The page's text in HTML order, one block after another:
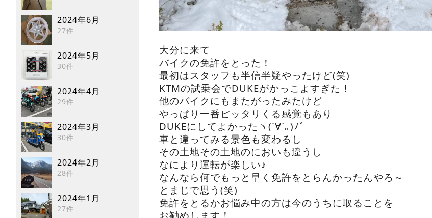
2024年6月
27件
2024年5月
30件
2024年4月
29件
2024年3月
30件
2024年2月
28件
2024年1月
27件
大分に来て
バイクの免許をとった！
最初はスタッフも半信半疑やったけど(笑)
KTMの試乗会でDUKEがかっこよすぎた！
他のバイクにもまたがったみたけど
やっぱり一番ピッタリくる感覚もあり
DUKEにしてよかったヽ(´∀`｡)ﾉﾟ
車と違ってみる景色も変わるし
その土地その土地のにおいも違うし
なにより運転が楽しい♪
なんなら何でもっと早く免許をとらんかったんやろ～
とまじで思う(笑)
免許をとるかお悩み中の方は今のうちに取ることを
お勧めします！